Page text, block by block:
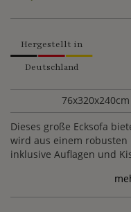
Hergestellt in
Deutschland
76x320x240cm
Dieses große Ecksofa
wird aus einem robusten
inklusive Auflagen und
Sitzhöhe beträgt
cm.